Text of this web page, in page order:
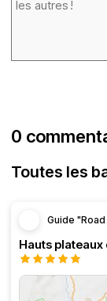
0
Toutes les
Guide
Hauts plateaux